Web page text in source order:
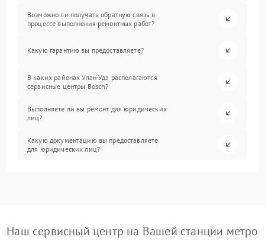
Возможно ли получать обратную связь в
процессе выполнения ремонтных работ?
Какую гарантию вы предоставляете?
В каких районах Улан-Удэ располагаются
сервисные центры Bosch?
Выполняете ли вы ремонт для юридических
лиц?
Какую документацию вы предоставляете
для юридических лиц?
Наш сервисный центр на Вашей станции метро